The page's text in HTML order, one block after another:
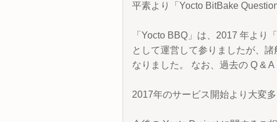
平素より「Yocto BitBake
「Yocto BBQ」は、2017 年より
として運営して参りましたが、
なりました。 なお、過去の Q &
2017年のサービス開始より大変